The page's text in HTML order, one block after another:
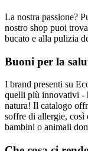
La nostra passione?
nostro shop puoi
bucato e alla pulizia
Buoni per la
I brand presenti su
quelli più innovativi -
natura! Il catalogo
soffre di allergie,
bambini o animali